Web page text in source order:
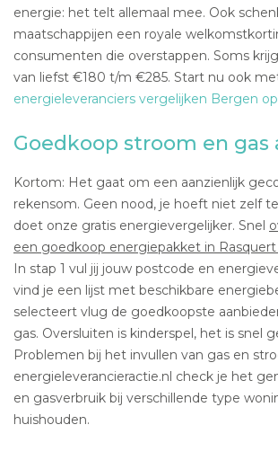
energie: het telt allemaal mee. Ook
maatschappijen een royale
consumenten die overstappen. Soms
van liefst €180 t/m €285. Start nu ook
energieleveranciers vergelijken Bergen
Goedkoop stroom en gas
Kortom: Het gaat om een aanzienlijk
rekensom. Geen nood, je hoeft niet zelf
doet onze gratis energievergelijker. Snel
een goedkoop energiepakket in
In stap 1 vul jij jouw postcode en
vind je een lijst met beschikbare
selecteert vlug de goedkoopste
gas. Oversluiten is kinderspel, het is snel
Problemen bij het invullen van gas en
energieleverancieractie.nl check je het
en gasverbruik bij verschillende type
huishouden.